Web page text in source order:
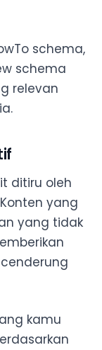
schema,
schema
relevan
ditiru oleh
yang
yang tidak
kamu